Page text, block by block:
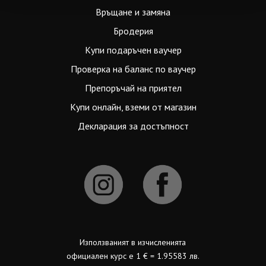
Връщане и замяна
Бродерия
Купи подаръчен ваучер
Проверка на баланс по ваучер
Препоръчай на приятел
Купи онлайн, вземи от магазин
Декларация за достъпност
Използваният в изчисленията
официален курс е 1 € = 1.95583 лв.